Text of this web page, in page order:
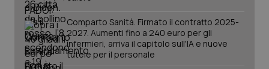
Comparto Sanità. Firmato il contratto 2025-
2027. Aumenti fino a 240 euro per gli
infermieri, arriva il capitolo sull'IA e nuove
tutele per il personale